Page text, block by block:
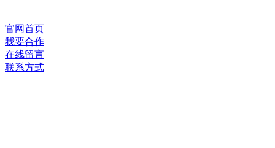
官网首页
我要合作
在线留言
联系方式